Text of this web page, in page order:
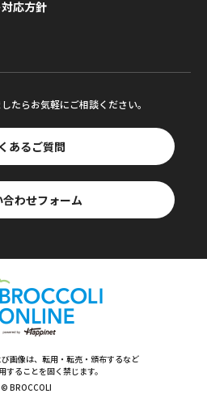
応方針
たらお気軽にご相談ください。
あるご質問
合わせフォーム
画像は、転用・転売・頒布するなど
することを固く禁じます。
© BROCCOLI